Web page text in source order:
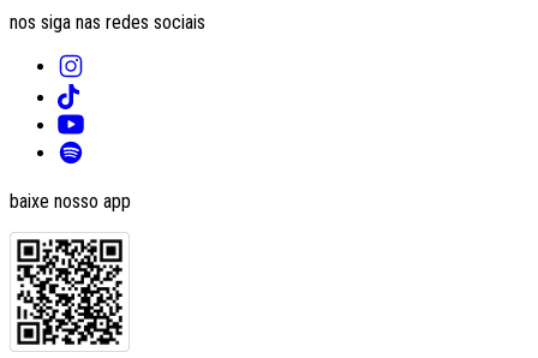
nos siga nas redes sociais
baixe nosso app